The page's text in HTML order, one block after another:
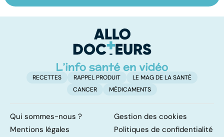
l'épuisement
domicile, c'est
RECETTES RAPPEL PRODUIT
LE MAG DE LA SANTÉ
CANCER
MÉDICAMENTS
Qui sommes-nous ?
Gestion des cookies
Mentions légales
Politiques de confidentialité